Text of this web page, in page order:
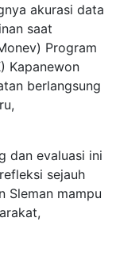
akurasi data
saat
Program
Kapanewon
berlangsung
dan evaluasi ini
sejauh
Sleman mampu